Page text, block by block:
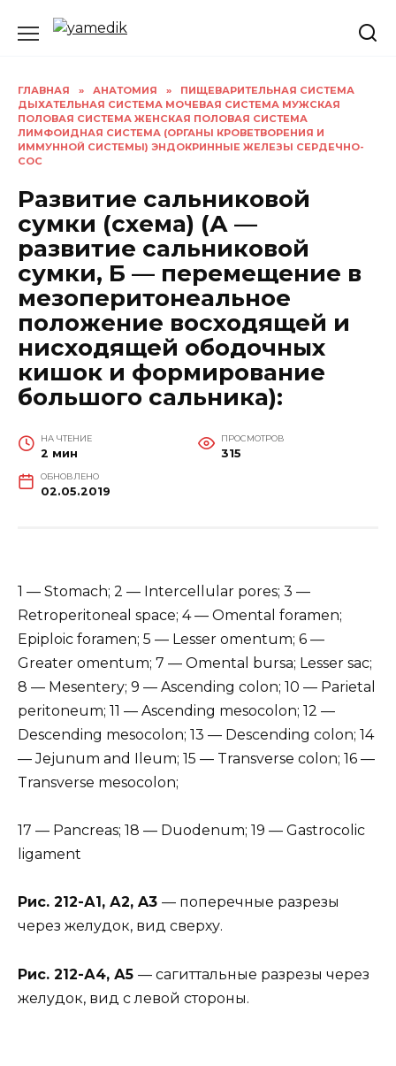
ГЛАВНАЯ » АНАТОМИЯ »
ПИЩЕВАРИТЕЛЬНАЯ СИСТЕМА
ДЫХАТЕЛЬНАЯ СИСТЕМА МОЧЕВАЯ СИСТЕМА МУЖСКАЯ
ПОЛОВАЯ СИСТЕМА ЖЕНСКАЯ ПОЛОВАЯ СИСТЕМА
ЛИМФОИДНАЯ СИСТЕМА (ОРГАНЫ КРОВЕТВОРЕНИЯ И
ИММУННОЙ СИСТЕМЫ) ЭНДОКРИННЫЕ ЖЕЛЕЗЫ СЕРДЕЧНО-
СОС
Развитие сальниковой
сумки (схема) (А —
развитие сальниковой
сумки, Б — перемещение в
мезоперитонеальное
положение восходящей и
нисходящей ободочных
кишок и формирование
большого сальника):
НА ЧТЕНИЕ
2 мин
ПРОСМОТРОВ
315
ОБНОВЛЕНО
02.05.2019
1 — Stomach; 2 — Intercellular pores; 3 —
Retroperitoneal space; 4 — Omental foramen;
Epiploic foramen; 5 — Lesser omentum; 6 —
Greater omentum; 7 — Omental bursa; Lesser sac;
8 — Mesentery; 9 — Ascending colon; 10 — Parietal
peritoneum; 11 — Ascending mesocolon; 12 —
Descending mesocolon; 13 — Descending colon; 14
— Jejunum and Ileum; 15 — Transverse colon; 16 —
Transverse mesocolon;
17 — Pancreas; 18 — Duodenum; 19 — Gastrocolic
ligament
Рис. 212-А1, А2, A3 — поперечные разрезы
через желудок, вид сверху.
Рис. 212-А4, А5 — сагиттальные разрезы через
желудок, вид с левой стороны.